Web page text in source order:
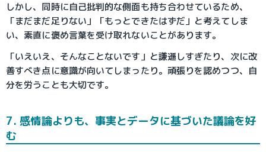
しかし、同時に自己批判的な側面も持ち合わせているため、
「まだまだ足りない」「もっとできたはずだ」と考えてしま
い、素直に褒め言葉を受け取れないことがあります。
「いえいえ、そんなことないです」と謙遜しすぎたり、次に改
善すべき点に意識が向いてしまったり。頑張りを認めつつ、自
分を労うことも大切です。
7. 感情論よりも、事実とデータに基づいた議論を好
む